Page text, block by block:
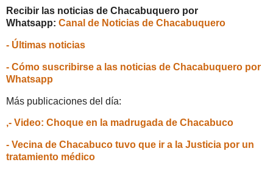
Recibir las noticias de Chacabuquero por
Whatsapp: Canal de Noticias de Chacabuquero
- Últimas noticias
- Cómo suscribirse a las noticias de Chacabuquero por
Whatsapp
Más publicaciones del día:
,- Video: Choque en la madrugada de Chacabuco
- Vecina de Chacabuco tuvo que ir a la Justicia por un
tratamiento médico